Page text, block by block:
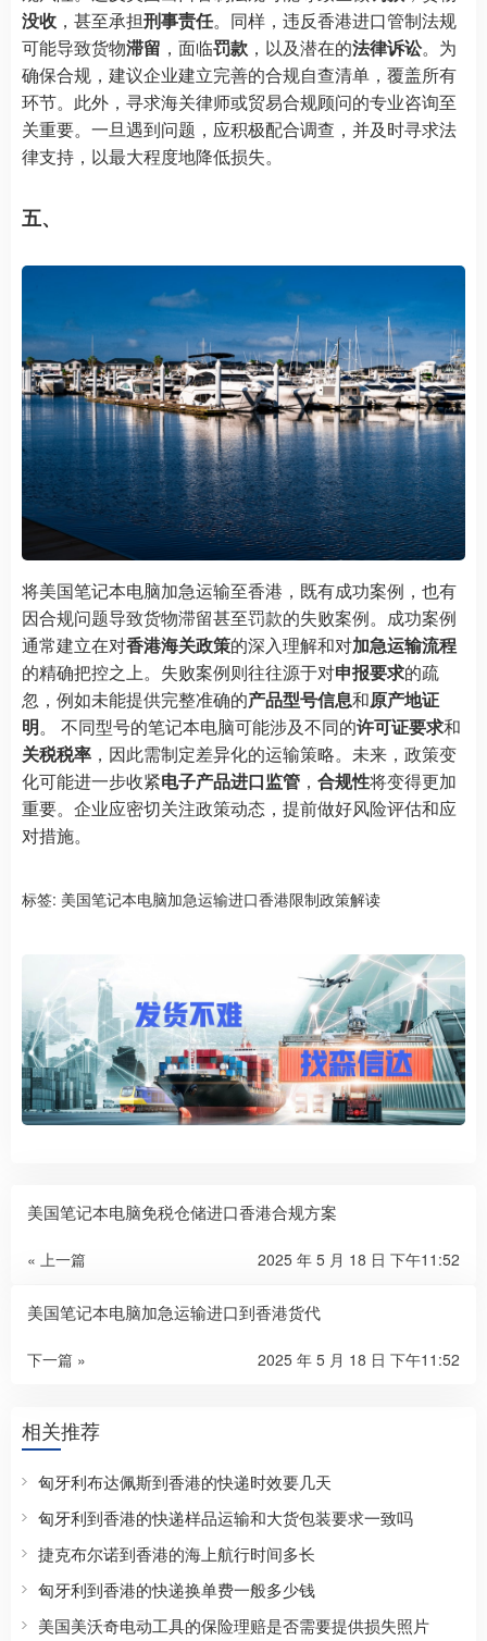
没收 ，甚至承担刑事责任。同样，违反香港进口管制法规
可能导致货物滞留 ，面临罚款 ，以及潜在的法律诉讼。为
确保合规，建议企业建立完善的合规自查清单，覆盖所有
环节。此外，寻求海关律师或贸易合规顾问的专业咨询至
关重要。一旦遇到问题，应积极配合调查，并及时寻求法
律支持，以最大程度地降低损失。
五、
将美国笔记本电脑加急运输至香港，既有成功案例，也有
因合规问题导致货物滞留甚至罚款的失败案例。成功案例
通常建立在对香港海关政策的深入理解和对加急运输流程
的精确把控之上。失败案例则往往源于对申报要求的疏
忽，例如未能提供完整准确的产品型号信息和原产地证
明。 不同型号的笔记本电脑可能涉及不同的许可证要求和
关税税率 ，因此需制定差异化的运输策略。未来，政策变
化可能进一步收紧电子产品进口监管 ， 合规性将变得更加
重要。企业应密切关注政策动态，提前做好风险评估和应
对措施。
标签: 美国笔记本电脑加急运输进口香港限制政策解读
美国笔记本电脑免税仓储进口香港合规方案
« 上一篇 2025 年 5 月 18 日 下午11:52
美国笔记本电脑加急运输进口到香港货代
下一篇 » 2025 年 5 月 18 日 下午11:52
相关推荐
匈牙利布达佩斯到香港的快递时效要几天
匈牙利到香港的快递样品运输和大货包装要求一致吗
捷克布尔诺到香港的海上航行时间多长
匈牙利到香港的快递换单费一般多少钱
美国美沃奇电动工具的保险理赔是否需要提供损失照片